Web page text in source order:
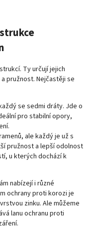
Ty určují jejich
pružnost. Nejčastěji se
se sedmi dráty. Jde o
pro stabilní opory,
ale každý je už s
pružnost a lepší odolnost
u kterých dochází k
nabízejí i různé
ochrany proti korozi je
zinku. Ale můžeme
lanu ochranu proti